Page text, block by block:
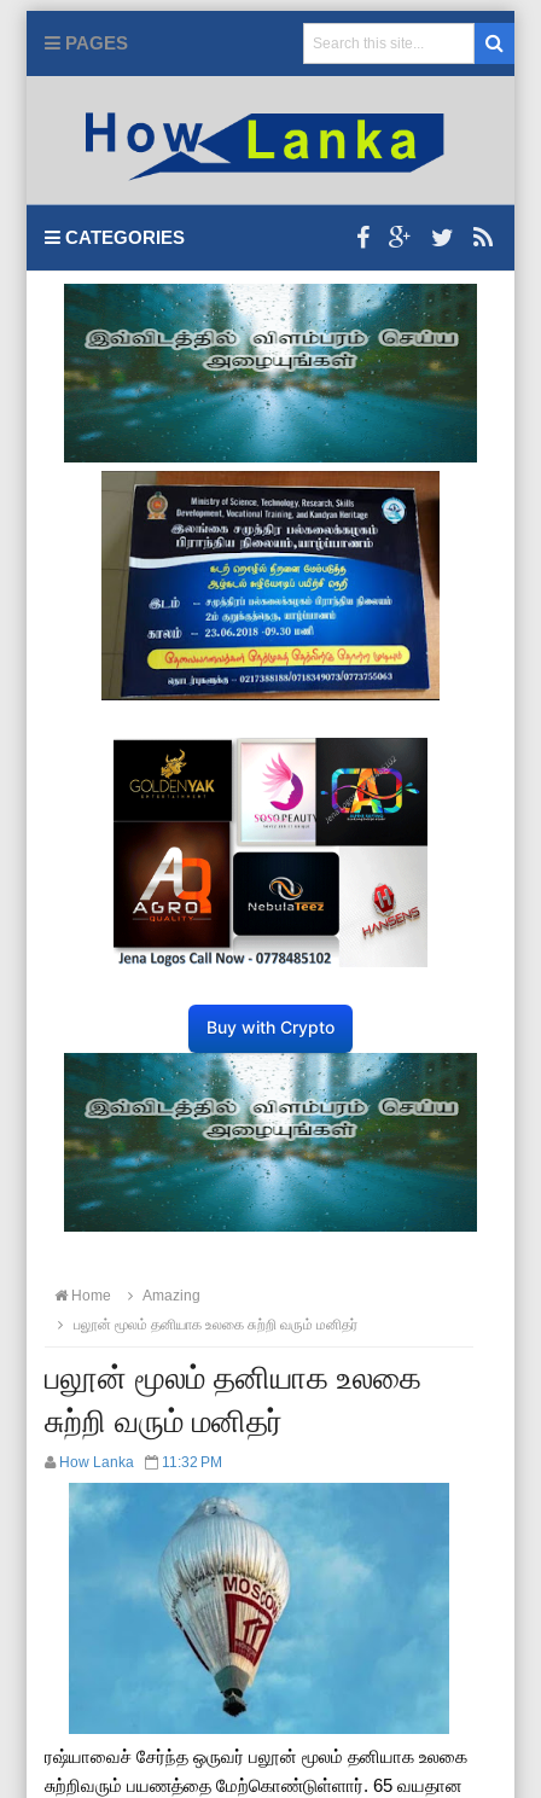
PAGES
CATEGORIES
Buy with Crypto
Home
Amazing
பலூன் மூலம் தனியாக உலகை சுற்றி வரும் மனிதர்
பலூன் மூலம் தனியாக உலகை
சுற்றி வரும் மனிதர்
How Lanka 11:32 PM
ரஷ்­யாவைச் சேர்ந்த ஒருவர் பலூன் மூலம் தனி­யாக உலகை
சுற்­றி­வரும் பய­ணத்தை மேற்கொண்டுள்ளார். 65 வய­தான